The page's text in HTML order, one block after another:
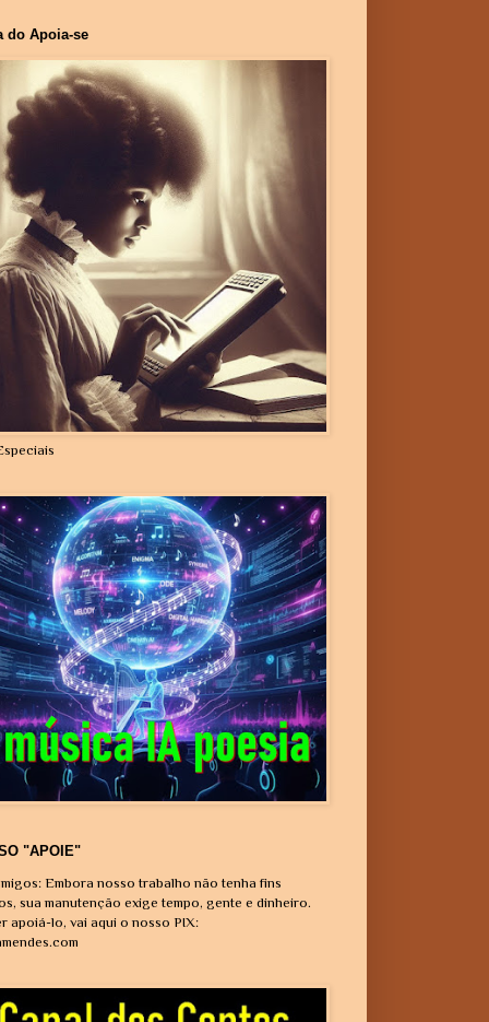
do Apoia-se
"APOIE"
Embora nosso trabalho não tenha fins
sua manutenção exige tempo, gente e dinheiro.
apoiá-lo, vai aqui o nosso PIX: